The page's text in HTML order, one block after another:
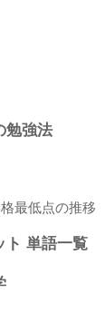
勉強法
最低点の推移
ト 単語一覧